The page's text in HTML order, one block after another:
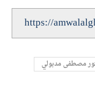
https://
مصطفى مدبولي